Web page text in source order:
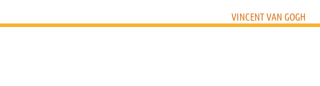
VINCENT VAN GOGH